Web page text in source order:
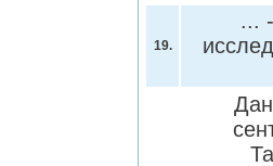
19.
...